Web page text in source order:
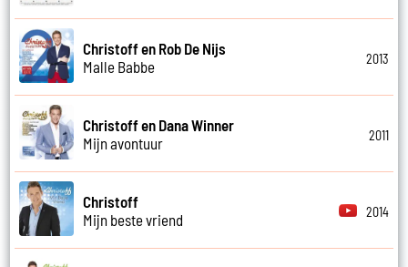
Christoff en Rob De Nijs
Malle Babbe
2013
Christoff en Dana Winner
Mijn avontuur
2011
Christoff
Mijn beste vriend
2014